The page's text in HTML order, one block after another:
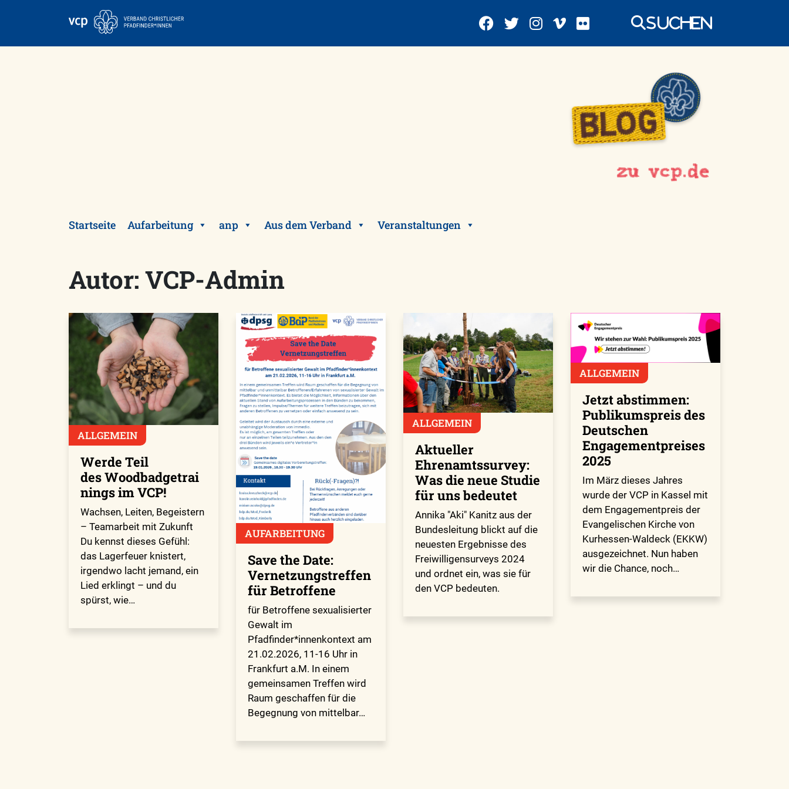
Suchen
Startseite Aufarbeitung anp Aus dem Verband Veranstaltungen
Autor: VCP-Admin
ALLGEMEIN
Werde Teil
des Woodbadgetrai
nings im VCP!
Wachsen, Leiten, Begeistern
– Teamarbeit mit Zukunft
Du kennst dieses Gefühl:
das Lagerfeuer knistert,
irgendwo lacht jemand, ein
Lied erklingt – und du
spürst, wie…
AUFARBEITUNG
Save the Date:
Vernetzungstreffen
für Betroffene
für Betroffene sexualisierter
Gewalt im
Pfadfinder*innenkontext am
21.02.2026, 11-16 Uhr in
Frankfurt a.M. In einem
gemeinsamen Treffen wird
Raum geschaffen für die
Begegnung von mittelbar…
ALLGEMEIN
Aktueller
Ehrenamtssurvey:
Was die neue Studie
für uns bedeutet
Annika "Aki" Kanitz aus der
Bundesleitung blickt auf die
neuesten Ergebnisse des
Freiwilligensurveys 2024
und ordnet ein, was sie für
den VCP bedeuten.
ALLGEMEIN
Jetzt abstimmen:
Publikumspreis des
Deutschen
Engagementpreises
2025
Im März dieses Jahres
wurde der VCP in Kassel mit
dem Engagementpreis der
Evangelischen Kirche von
Kurhessen-Waldeck (EKKW)
ausgezeichnet. Nun haben
wir die Chance, noch…